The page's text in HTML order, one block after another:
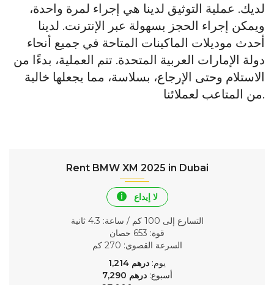
لديك. عملية التوثيق لدينا هي إجراء لمرة واحدة،
ويمكن إجراء الحجز بسهولة عبر الإنترنت. لدينا
أحدث موديلات الماكينات المتاحة في جميع أنحاء
دولة الإمارات العربية المتحدة. تتم العملية، بدءًا من
الاستلام وحتى الإرجاع، بسلاسة، مما يجعلها خالية
من المتاعب لعملائنا.
Rent BMW XM 2025 in Dubai
لا إيداع
التسارع إلى 100 كم / ساعة
: 4.3 ثانية
قوة: 653 حصان
السرعة القصوى: 270 كم
يوم: درهم
أسبوع: درهم